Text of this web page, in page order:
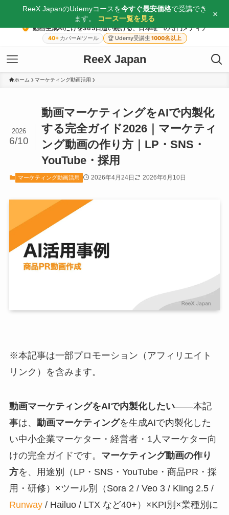
動画生成AIだけを365日追い続ける、日本唯一の専門メディア
40+ カバーAIツール 🏆 Udemy受講生 1000名以上
ReeX Japan
ホーム マーケティング動画活用
動画マーケティングをAIで内製化
する完全ガイド2026｜マーケティ
ング動画の作り方｜LP・SNS・
YouTube・採用
2026
6/10
マーケティング動画活用 2026年4月24日 2026年6月10日
※本記事は一部プロモーション（アフィリエイト
リンク）を含みます。
動画マーケティングをAIで内製化したい——本記
事は、 動画マーケティングを生成AIで内製化した
い中小企業マーケター・経営者・1人マーケター向
けの完全ガイドです。 マーケティング動画の作り
方を、用途別（LP・SNS・YouTube・商品PR・採
用・研修）×ツール別（Sora 2 / Veo 3 / Kling 2.5 /
Runway/ Hailuo / LTX など40+）×KPI別×業種別に
ReeX JapanのUdemyコースを今すぐ最安価格で受講でき
ます。
コース一覧を見る ×